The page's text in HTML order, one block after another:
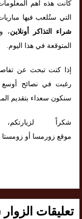
التي ستُلعب فيها
شراء التذاكر أونلاين،
المتوقعة في هذا اليوم.
إذا كنت تبحث عن
رغبت في نصائح أوسع
سنكون سعداء بتقديم
شكراً
موقع زورمسا أو زومستا
تعليقات الزوار (